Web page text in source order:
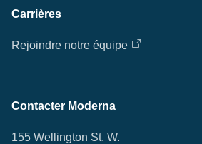
Carrières
Rejoindre notre équipe
Contacter Moderna
155 Wellington St. W.